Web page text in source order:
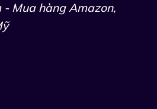
- Mua hàng Amazon,